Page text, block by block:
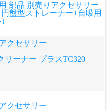
部品 別売りアクセサリー
盤型ストレーナー+自吸用
クセサリー
リーナー プラスTC320
クセサリー